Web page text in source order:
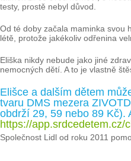
testy, prostě nebyl důvod.
Od té doby začala maminka svou
létě, protože jakékoliv odřenina
Eliška nikdy nebude jako jiné
nemocných dětí. A to je vlastně
Elišce a dalším dětem
tvaru DMS mezera
obdrží 29, 59 nebo 89 Kč).
https://app.srdcedetem.cz/
Společnost Lidl od roku 2011